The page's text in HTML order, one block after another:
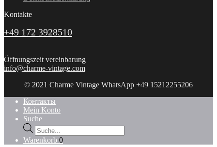
Kontakte
+49 172 3928510
Öffnungszeit vereinbarung
info@charme-vintage.com
© 2021 Charme Vintage WhatsApp +49 15212255206
Контакты
Mein Konto
Suche
Products
search
Warenkorb 0